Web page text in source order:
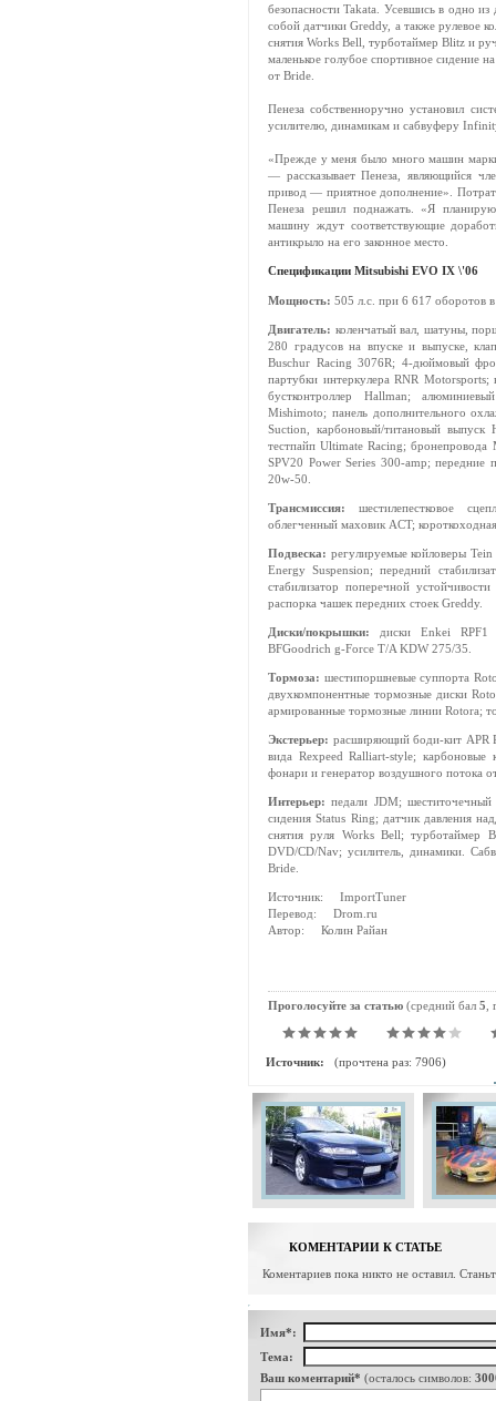
безопасности Takata. Усевшись в одно
собой датчики Greddy, а также рулевое
снятия Works Bell, турботаймер Blitz и
маленькое голубое спортивное сидение
от Bride.
Пенеза собственноручно установил
усилителю, динамикам и сабвуферу
«Прежде у меня было много машин
— рассказывает Пенеза, являющийся
привод — приятное дополнение».
Пенеза решил поднажать. «Я
машину ждут соответствующие
антикрыло на его законное место.
Спецификации Mitsubishi EVO IX \'06
Мощность: 505 л.с. при 6 617 оборотов
Двигатель: коленчатый вал, шатуны,
280 градусов на впуске и выпуске,
Buschur Racing 3076R; 4-дюймовый
партубки интеркулера RNR
бустконтроллер Hallman;
Mishimoto; панель дополнительного
Suction, карбоновый/титановый
тестпайп Ultimate Racing; бронепровода
SPV20 Power Series 300-amp; передние
20w-50.
Трансмиссия: шестилепестковое
облегченный маховик ACT;
Подвеска: регулируемые койловеры
Energy Suspension; передний
стабилизатор поперечной
распорка чашек передних стоек Greddy.
Диски/покрышки: диски Enkei
BFGoodrich g-Force T/A KDW 275/35.
Тормоза: шестипоршневые суппорта
двухкомпонентные тормозные диски
армированные тормозные линии Rotora;
Экстерьер: расширяющий боди-кит APR
вида Rexpeed Ralliart-style;
фонари и генератор воздушного потока
Интерьер: педали JDM; шеститочечный
сидения Status Ring; датчик давления
снятия руля Works Bell;
DVD/CD/Nav; усилитель, динамики.
Bride.
Источник: ImportTuner
Перевод: Drom.ru
Автор: Колин Райан
Проголосуйте за статью (средний бал 5
Источник: (прочтена раз: 7906)
КОМЕНТАРИИ К СТАТЬЕ
Коментариев пока никто не оставил.
Имя*:
Тема:
Ваш коментарий* (осталось символов: